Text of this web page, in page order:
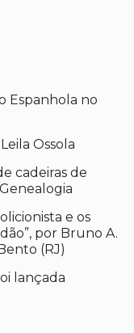
Espanhola no
Ossola
cadeiras de
e os
por Bruno A.
(RJ)
lançada